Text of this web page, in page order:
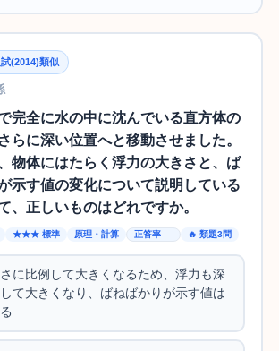
(2014)類似
完全に水の中に沈んでいる直方体の
らに深い位置へと移動させました。
物体にはたらく浮力の大きさと、ば
示す値の変化について説明している
、正しいものはどれですか。
★★★ 標準 原理・計算 正答率 — 🔥 類題3問
に比例して大きくなるため、浮力も深
て大きくなり、ばねばかりが示す値は